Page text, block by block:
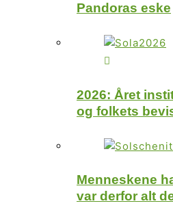
Pandoras eske
2026: Året
og folkets
Menneskene
var derfor alt